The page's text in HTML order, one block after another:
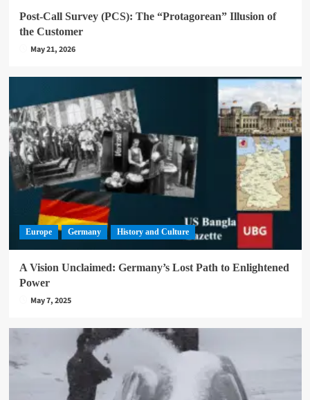
Post-Call Survey (PCS): The “Protagorean” Illusion of
the Customer
May 21, 2026
Europe Germany History and Culture
A Vision Unclaimed: Germany’s Lost Path to Enlightened
Power
May 7, 2025